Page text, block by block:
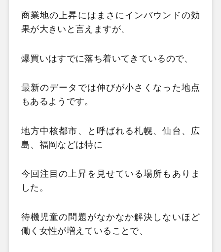
商業地の上昇にはまさにインバウンドの効
果が大きいと言えますが、
爆買いはすでに落ち着いてきているので、
最新のデータでは伸びが小さくなった地点
もあるようです。
地方中核都市、と呼ばれる札幌、仙台、広
島、福岡などは特に
今回注目の上昇を見せている場所もありま
した。
待機児童の問題がなかなか解決しないほど
働く女性が増えていることで、